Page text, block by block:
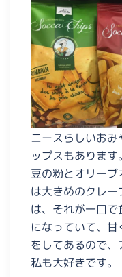
ニースらしいお
ップスもあります。
豆の粉とオリー
は大きめのクレ
は、それが一口
になっていて、
をしてあるので、
私も大好きです。